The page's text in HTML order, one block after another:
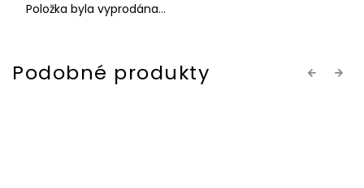
Položka byla vyprodána…
Previous
Next